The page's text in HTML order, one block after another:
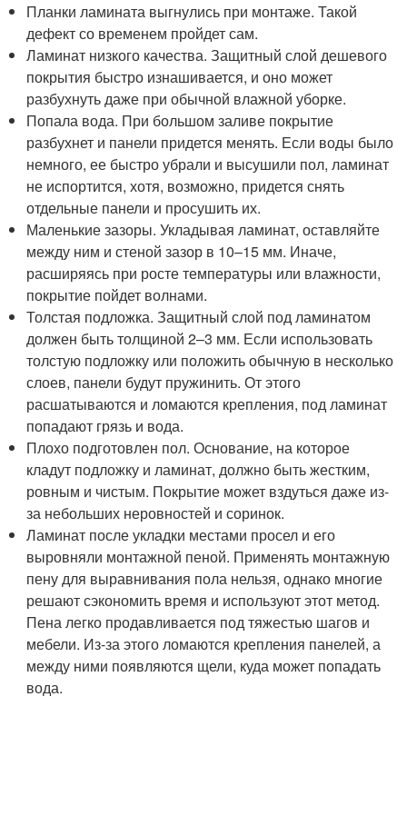
Планки ламината выгнулись при монтаже. Такой
дефект со временем пройдет сам.
Ламинат низкого качества. Защитный слой дешевого
покрытия быстро изнашивается, и оно может
разбухнуть даже при обычной влажной уборке.
Попала вода. При большом заливе покрытие
разбухнет и панели придется менять. Если воды было
немного, ее быстро убрали и высушили пол, ламинат
не испортится, хотя, возможно, придется снять
отдельные панели и просушить их.
Маленькие зазоры. Укладывая ламинат, оставляйте
между ним и стеной зазор в 10–15 мм. Иначе,
расширяясь при росте температуры или влажности,
покрытие пойдет волнами.
Толстая подложка. Защитный слой под ламинатом
должен быть толщиной 2–3 мм. Если использовать
толстую подложку или положить обычную в несколько
слоев, панели будут пружинить. От этого
расшатываются и ломаются крепления, под ламинат
попадают грязь и вода.
Плохо подготовлен пол. Основание, на которое
кладут подложку и ламинат, должно быть жестким,
ровным и чистым. Покрытие может вздуться даже из-
за небольших неровностей и соринок.
Ламинат после укладки местами просел и его
выровняли монтажной пеной. Применять монтажную
пену для выравнивания пола нельзя, однако многие
решают сэкономить время и используют этот метод.
Пена легко продавливается под тяжестью шагов и
мебели. Из-за этого ломаются крепления панелей, а
между ними появляются щели, куда может попадать
вода.